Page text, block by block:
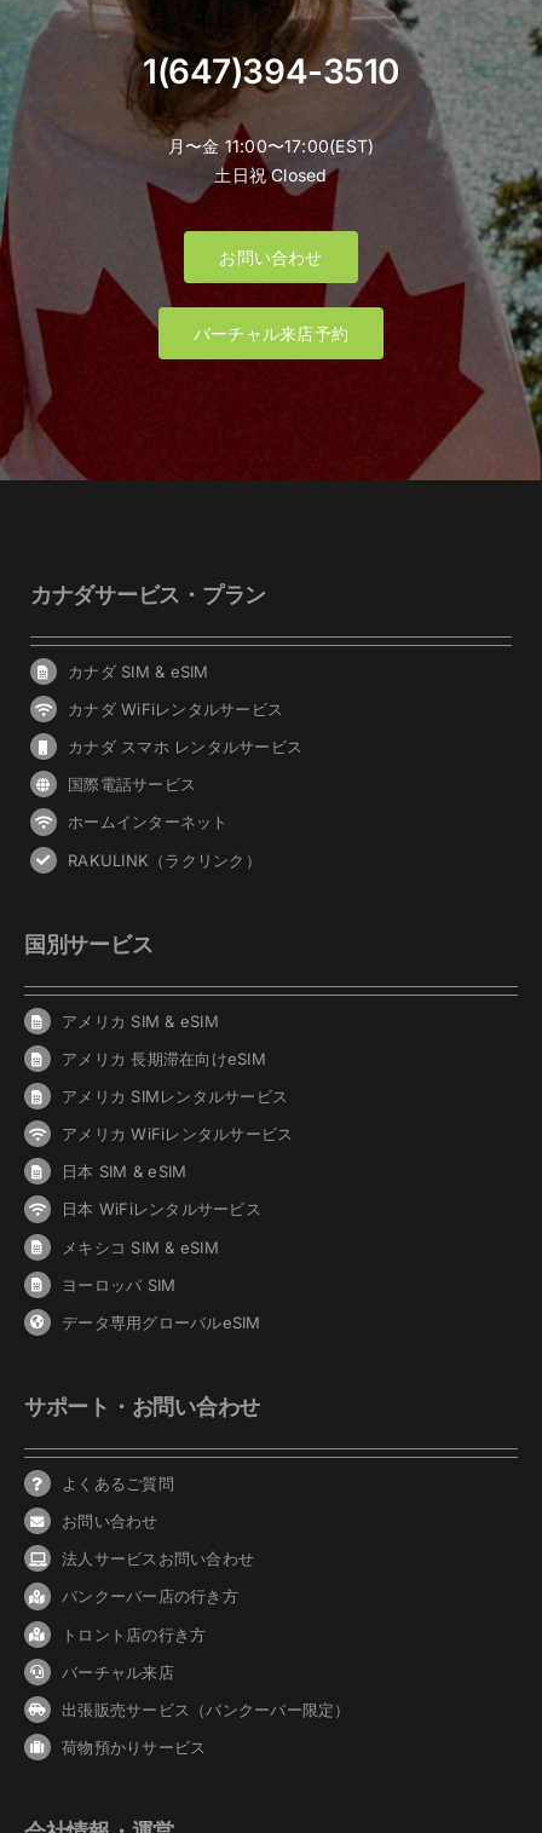
1(647)394-3510
月〜金 11:00〜17:00(EST)
土日祝 Closed
お問い合わせ
バーチャル来店予約
カナダサービス・プラン
カナダ SIM & eSIM
カナダ WiFiレンタルサービス
カナダ スマホ レンタルサービス
国際電話サービス
ホームインターネット
RAKULINK（ラクリンク）
国別サービス
アメリカ SIM & eSIM
アメリカ 長期滞在向けeSIM
アメリカ SIMレンタルサービス
アメリカ WiFiレンタルサービス
日本 SIM & eSIM
日本 WiFiレンタルサービス
メキシコ SIM & eSIM
ヨーロッパ SIM
データ専用グローバルeSIM
サポート・お問い合わせ
よくあるご質問
お問い合わせ
法人サービスお問い合わせ
バンクーバー店の行き方
トロント店の行き方
バーチャル来店
出張販売サービス（バンクーバー限定）
荷物預かりサービス